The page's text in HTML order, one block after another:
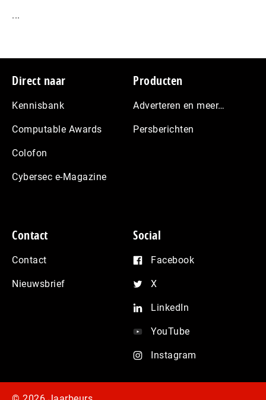
...
Footer
Direct naar
Kennisbank
Computable Awards
Colofon
Cybersec e-Magazine
Producten
Adverteren en meer…
Persberichten
Contact
Contact
Nieuwsbrief
Social
Facebook
X
LinkedIn
YouTube
Instagram